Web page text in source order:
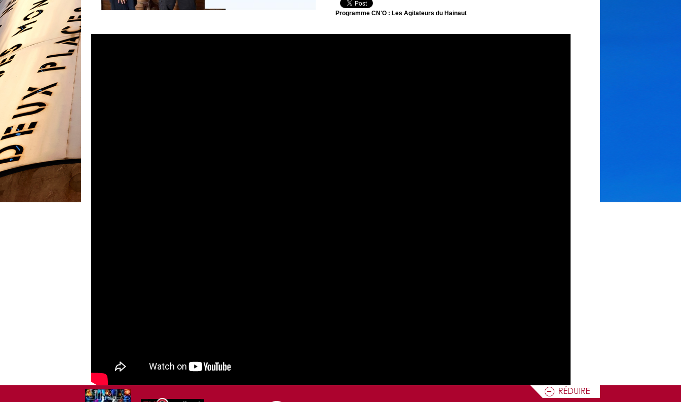
Programme CN'O : Les Agitateurs du Hainaut